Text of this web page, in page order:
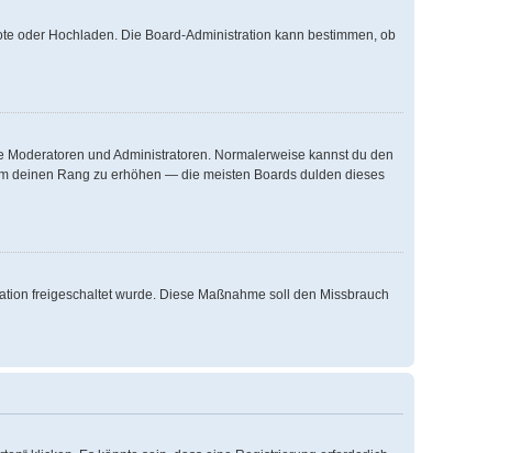
oder Hochladen. Die Board-Administration kann bestimmen, ob
und Administratoren. Normalerweise kannst du den
deinen Rang zu erhöhen — die meisten Boards dulden dieses
freigeschaltet wurde. Diese Maßnahme soll den Missbrauch